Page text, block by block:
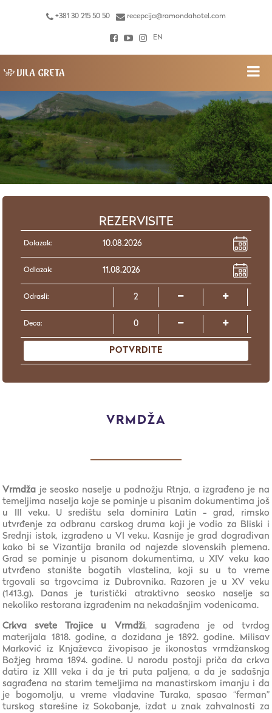
+381 30 215 50 50 recepcija@ramondahotel.com
EN
REZERVISITE
Dolazak:
Odlazak:
Odrasli:
Deca:
POTVRDITE
VRMDŽA
Vrmdža je seosko naselje u podnožju Rtnja, a izgrađeno je na
temeljima naselja koje se pominje u pisanim dokumentima još
u III veku. U središtu sela dominira Latin - grad, rimsko
utvrđenje za odbranu carskog druma koji je vodio za Bliski i
Srednji istok, izgrađeno u VI veku. Kasnije je grad dograđivan
kako bi se Vizantija branila od najezde slovenskih plemena.
Grad se pominje u pisanom dokumentima, u XIV veku kao
utvrđeno stanište bogatih vlastelina, koji su u to vreme
trgovali sa trgovcima iz Dubrovnika. Razoren je u XV veku
(1413.g). Danas je turistički atraktivno seosko naselje sa
nekoliko restorana izgrađenim na nekadašnjim vodenicama.
Crkva svete Trojice u Vrmdži, sagrađena je od tvrdog
materijala 1818. godine, a dozidana je 1892. godine. Milisav
Marković iz Knjaževca živopisao je ikonostas vrmdžanskog
Božjeg hrama 1894. godine. U narodu postoji priča da crkva
datira iz XIII veka i da je tri puta paljena, a da je sadašnja
sagrađena na starim temeljima na manastirskom imanju i da
je bogomolju, u vreme vladavine Turaka, spasao “ferman”
turskog starešine iz Sokobanje, izdat u znak zahvalnosti za